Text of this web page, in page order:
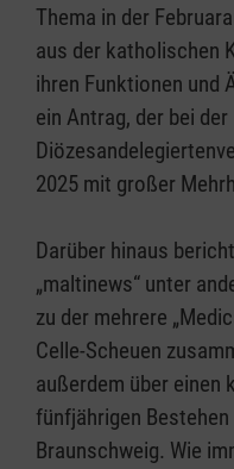
Thema in der
aus der katholischen
ihren Funktionen und
ein Antrag, der bei der
2025 mit großer
Darüber hinaus
„maltinews“ unter
zu der mehrere
Celle-Scheuen
außerdem über einen
fünfjährigen
Braunschweig. Wie